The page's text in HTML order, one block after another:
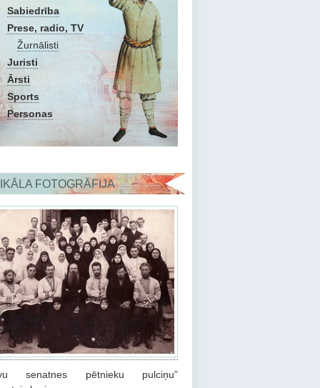
Sabiedrība
Prese, radio, TV
Žurnālisti
Juristi
Ārsti
Sports
Personas
FOTOGRĀFIJA
senatnes pētnieku pulciņu”